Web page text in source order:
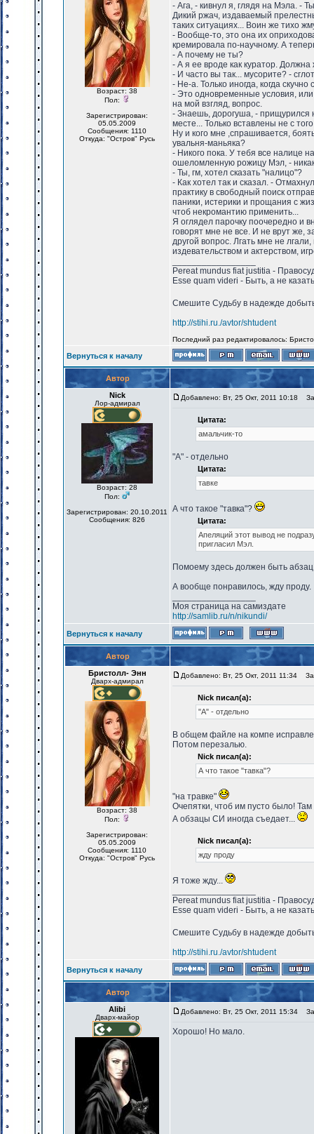
Возраст: 38
Пол:
Зарегистрирован:
05.05.2009
Сообщения: 1110
Откуда: "Остров" Русь
- Ага, - кивнул я, глядя на Мэла. -
Дикий ржач, издаваемый
таких ситуациях... Воин же тихо
- Вообще-то, это она их
кремировала по-научному. А
- А почему не ты?
- А я ее вроде как куратор.
- И часто вы так... мусорите? -
- Не-а. Только иногда, когда
- Это одновременные условия,
на мой взгляд, вопрос.
- Знаешь, дорогуша, - прищурился
месте... Только вставлены не с
Ну и кого мне ,спрашивается,
увальня-маньяка?
- Никого пока. У тебя все налице
ошеломленную рожицу Мэл, -
- Ты, гм, хотел сказать "налицо"?
- Как хотел так и сказал. -
практику в свободный поиск
паники, истерики и прощания с
чтоб некромантию применить...
Я оглядел парочку поочередно и
говорят мне не все. И не врут же,
другой вопрос. Лгать мне не
издевательством и актерством,
Pereat mundus fiat justitia -
Esse quam videri - Быть, а не
Смешите Судьбу в надежде
http://stihi.ru./avtor/shtudent
Последний раз редактировалось:
Вернуться к началу
Автор
Nick
Лор-адмирал
Возраст: 28
Пол:
Зарегистрирован: 20.10.2011
Сообщения: 826
Добавлено: Вт, 25 Окт, 2011 10:18
Цитата:
амальчик-то
"А" - отдельно
Цитата:
тавке
А что такое "тавка"?
Цитата:
Апеляций этот вывод не
пригласил Мэл.
Помоему здесь должен быть
А вообще понравилось, жду проду.
Моя страница на самиздате
http://samlib.ru/n/nikundi/
Вернуться к началу
Автор
Бристолл- Энн
Дварх-адмирал
Возраст: 38
Пол:
Зарегистрирован:
05.05.2009
Сообщения: 1110
Откуда: "Остров" Русь
Добавлено: Вт, 25 Окт, 2011 11:34
Nick писал(а):
"А" - отдельно
В общем файле на компе
Потом перезалью.
Nick писал(а):
А что такое "тавка"?
"на травке"
Очепятки, чтоб им пусто было!
А обзацы СИ иногда съедает...
Nick писал(а):
жду проду
Я тоже жду...
Pereat mundus fiat justitia -
Esse quam videri - Быть, а не
Смешите Судьбу в надежде
http://stihi.ru./avtor/shtudent
Вернуться к началу
Автор
Alibi
Дварх-майор
Добавлено: Вт, 25 Окт, 2011 15:34
Хорошо! Но мало.